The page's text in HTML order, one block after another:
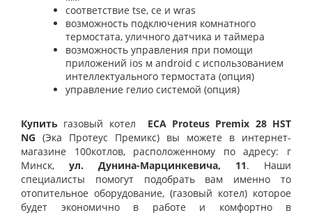
соответствие tse, ce и wras
возможность подключения комнатного
термостата, уличного датчика и таймера
возможность управления при помощи
приложений ios м android с использованием
интеллектуального термостата (опция)
управление гелио системой (опция)
Купить газовый котел
ECA Proteus Premix 28 HST
NG (Эка Протеус Премикс) вы можете в интернет-
магазине 100котлов, расположенному по адресу: г
Минск, ул. Дунина-Марцинкевича, 11. Наши
специалисты помогут подобрать вам именно то
отопительное оборудование, (газовый котел) которое
будет экономично в работе и комфортно в